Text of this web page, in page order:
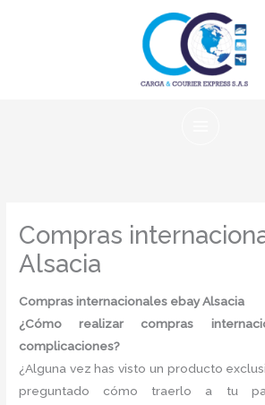
Compras
Alsacia
Compras internacionales ebay Alsacia
¿Cómo realizar compras
complicaciones?
¿Alguna vez has visto un producto
preguntado cómo traerlo a tu